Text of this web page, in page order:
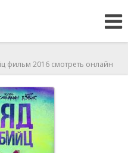
фильм 2016 смотреть онлайн